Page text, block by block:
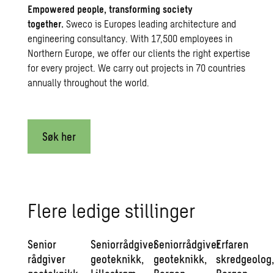
Empowered people, transforming society
together.Sweco is Europes leading architecture and
engineering consultancy. With 17,500 employees in
Northern Europe, we offer our clients the right expertise
for every project. We carry out projects in 70 countries
annually throughout the world.
Søk her
Flere ledige stillinger
Senior
rådgiver
Seniorrådgiver
geoteknikk,
Seniorrådgiver
geoteknikk,
Erfaren
skredgeolog,